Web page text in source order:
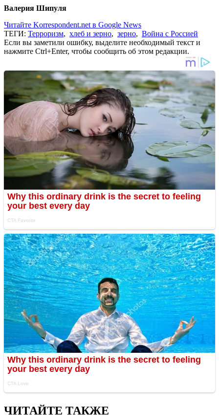
Валерия Шипуля
Читайте Korrespondent.net в Google News
ТЕГИ: Терроризм, хлеб и зерно, зерно, Война с Россией
Если вы заметили ошибку, выделите необходимый текст и
нажмите Ctrl+Enter, чтобы сообщить об этом редакции.
ЧИТАЙТЕ ТАКЖЕ